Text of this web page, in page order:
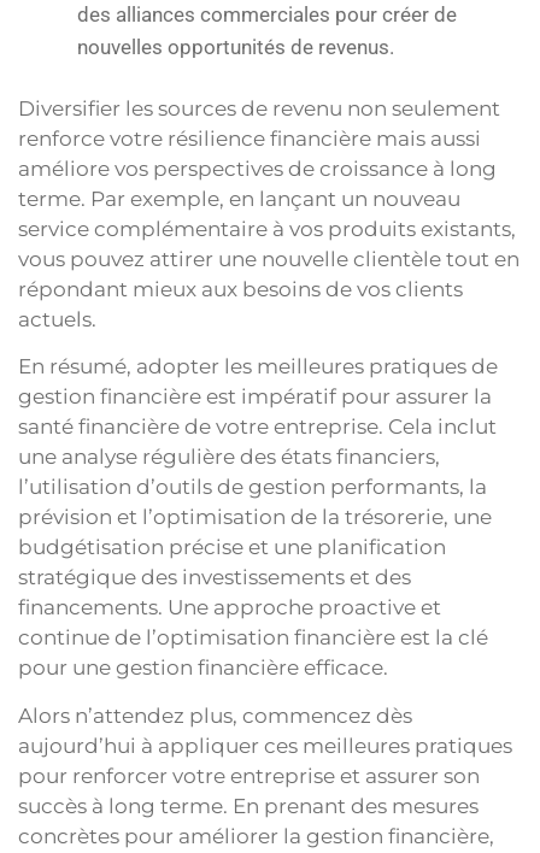
des alliances commerciales pour créer de
nouvelles opportunités de revenus.
Diversifier les sources de revenu non seulement
renforce votre résilience financière mais aussi
améliore vos perspectives de croissance à long
terme. Par exemple, en lançant un nouveau
service complémentaire à vos produits existants,
vous pouvez attirer une nouvelle clientèle tout en
répondant mieux aux besoins de vos clients
actuels.
En résumé, adopter les meilleures pratiques de
gestion financière est impératif pour assurer la
santé financière de votre entreprise. Cela inclut
une analyse régulière des états financiers,
l’utilisation d’outils de gestion performants, la
prévision et l’optimisation de la trésorerie, une
budgétisation précise et une planification
stratégique des investissements et des
financements. Une approche proactive et
continue de l’optimisation financière est la clé
pour une gestion financière efficace.
Alors n’attendez plus, commencez dès
aujourd’hui à appliquer ces meilleures pratiques
pour renforcer votre entreprise et assurer son
succès à long terme. En prenant des mesures
concrètes pour améliorer la gestion financière,